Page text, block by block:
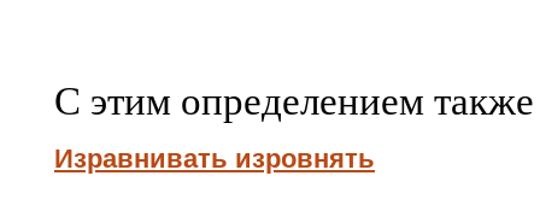
С этим определением
Изравнивать изровнять